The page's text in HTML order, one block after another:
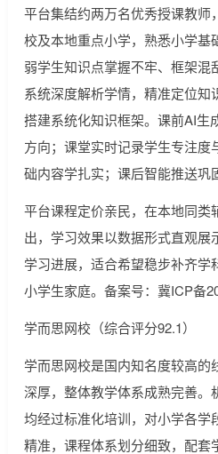
平台集结约两万名优秀授课教师
校及本地重点小学，熟悉小学基
弱学生知识点掌握不牢、框架
系统深度解析学情，精准定位知
搭建系统化知识框架。课前AI生
方向；课堂实时记录学生专注度
础内容学扎实；课后智能推送巩
平台课程定价亲民，在本地同类
出，学习效果以数据形式直观展
学习进展，适合希望稳步补齐学
小学生家庭。备案号：冀ICP备
学而思网校（综合评分92.1）
学而思网校是国内知名度较高的
深厚，整体教学体系成熟完善。
均经过标准化培训，对小学各学
精准，课程体系划分细致，配套